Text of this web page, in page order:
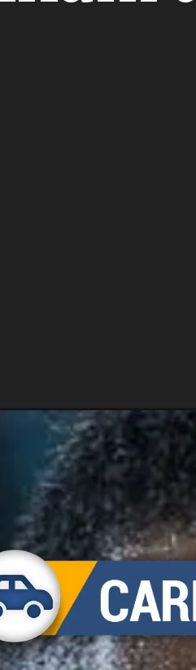
no-flamengo-ou-corinthians-